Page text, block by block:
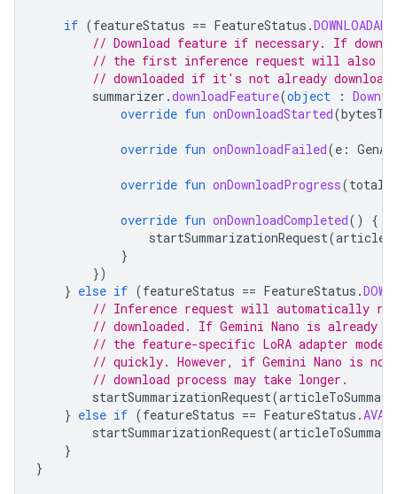
if (featureStatus == FeatureStatus .
// Download feature if necessary. If
// the first inference request will also
// downloaded if it's not already
summarizer .downloadFeature(object :
override fun onDownloadStarted(
override fun onDownloadFailed(e :
override fun onDownloadProgress(
override fun onDownloadCompleted()
{
startSummarizationRequest(
}
})
} else if (featureStatus == FeatureStatus .
// Inference request will automatically
// downloaded. If Gemini Nano is already
// the feature-specific LoRA adapter model
// quickly. However, if Gemini Nano is not
// download process may take longer.
startSummarizationRequest(
} else if (featureStatus == FeatureStatus .
startSummarizationRequest(
}
}